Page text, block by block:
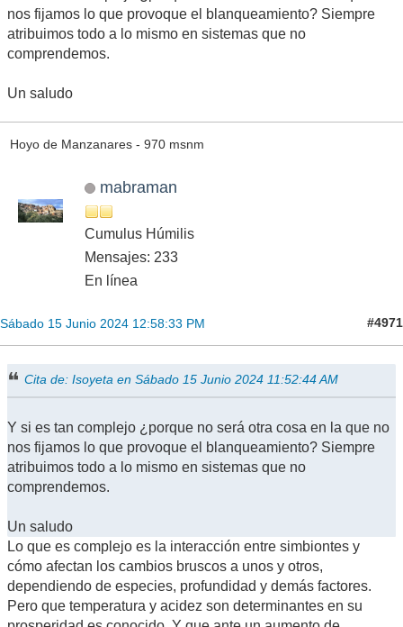
nos fijamos lo que provoque el blanqueamiento? Siempre
atribuimos todo a lo mismo en sistemas que no
comprendemos.
Un saludo
Hoyo de Manzanares - 970 msnm
mabraman
Cumulus Húmilis
Mensajes: 233
En línea
Sábado 15 Junio 2024 12:58:33 PM #4971
Cita de: Isoyeta en Sábado 15 Junio 2024 11:52:44 AM
Y si es tan complejo ¿porque no será otra cosa en la que no
nos fijamos lo que provoque el blanqueamiento? Siempre
atribuimos todo a lo mismo en sistemas que no
comprendemos.
Un saludo
Lo que es complejo es la interacción entre simbiontes y
cómo afectan los cambios bruscos a unos y otros,
dependiendo de especies, profundidad y demás factores.
Pero que temperatura y acidez son determinantes en su